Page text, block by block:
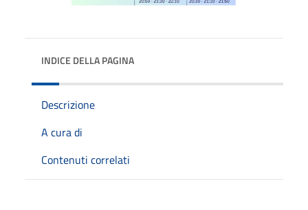
INDICE DELLA PAGINA
Descrizione
A cura di
Contenuti correlati